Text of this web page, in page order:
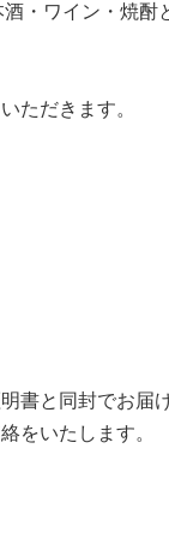
・ワイン・焼酎
ただきます。
書と同封でお届
をいたします。